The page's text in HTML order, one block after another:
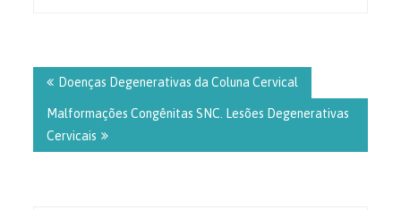
de
Post
Doenças Degenerativas da Coluna Cervical
Malformações Congênitas SNC. Lesões Degenerativas
Cervicais